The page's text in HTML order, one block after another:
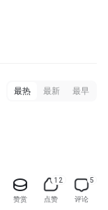
最热 最新 最早
赞赏
12
点赞
5
评论